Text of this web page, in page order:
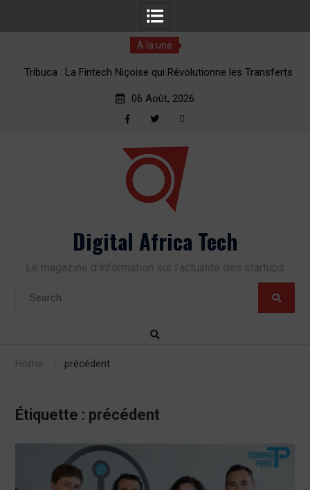
À la une
Fintech Niçoise qui Révolutionne les Transferts
1 Appli, 2
06 Août, 2026
Digital Africa Tech
Le magazine d'information sur l'actualité des startups
Home précédent
Étiquette : précédent